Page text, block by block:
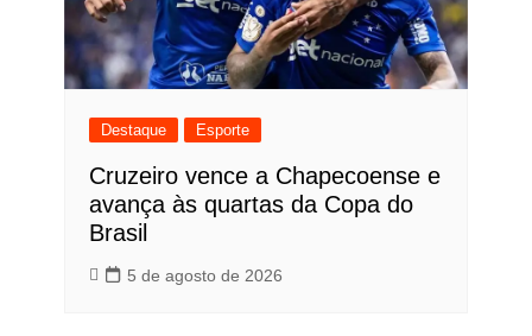
Destaque Esporte
Cruzeiro vence a Chapecoense e
avança às quartas da Copa do
Brasil
5 de agosto de 2026